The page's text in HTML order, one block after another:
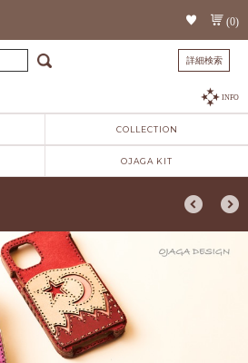
(0)
詳細検索
INFO
COLLECTION
OJAGA KIT